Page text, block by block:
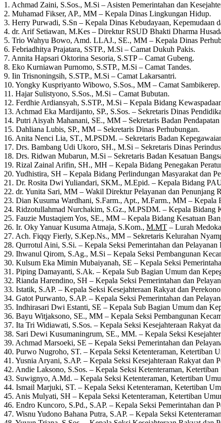
1. Achmad Zaini, S.Sos., M.Si – Asisten Pemerintahan dan
2. Muhamad Fikser, AP., MM – Kepala Dinas Lingkungan Hidup.
3. Herry Purwadi, S.Sn – Kepala Dinas Kebudayaan, Kepemudaan
4. dr. Arif Setiawan, M.Kes – Direktur RSUD Bhakti Dharma
5. Trio Wahyu Bowo, Amd. LLAJ., SE., MM – Kepala Dinas
6. Febriadhitya Prajatara, SSTP., M.Si – Camat Dukuh Pakis.
7. Annita Hapsari Oktorina Sesoria, S.STP – Camat Gubeng.
8. Eko Kurniawan Purnomo, S.STP., M.Si – Camat Tandes.
9. Iin Trisnoningsih, S.STP., M.Si – Camat Lakarsantri.
10. Yongky Kuspriyanto Wibowo, S.Sos., MM – Camat Sambikerep.
11. Hajar Sulistyono, S.Sos., M.Si – Camat Bubutan.
12. Ferdhie Ardiansyah, S.STP., M.Si – Kepala Bidang
13. Achmad Eka Mardijanto, SP., S.Sos. – Sekretaris Dinas
14. Putri Aisyah Mahanani, SE., MM – Sekretaris Badan Pendapatan
15. Dahliana Lubis, SP., MM – Sekretaris Dinas Perhubungan.
16. Anita Nenci Lia, ST., M.PSDM. – Sekretaris Badan
17. Drs. Bambang Udi Ukoro, SH., M.Si – Sekretaris Dinas
18. Drs. Ridwan Mubarun, M.Si – Sekretaris Badan Kesatuan
19. Rizal Zainal Arifin, SH., MH – Kepala Bidang Penegakan
20. Yudhistira, SH – Kepala Bidang Perlindungan Masyarakat dan
21. Dr. Rosita Dwi Yuliandari, SKM., M.Epid. – Kepala Bidang
22. dr. Yunita Sari, MM – Wakil Direktur Pelayanan dan Penunjang
23. Dian Kusuma Wardhani, S.Farm., Apt., M.Farm., MM – Kepala
24. Ridzotullahmad Nurchakim, S.Gz., M.PSDM. – Kepala Bidang
25. Fauzie Mustaqiem Yos, SE., MM – Kepala Bidang Kesatuan
26. Ir. Oky Yanuar Kusuma Atmaja, S.Kom., M.MT – Lurah
27. Ach. Fiqqy Fierly, S.Kep.Ns., MM – Sekretaris Kelurahan
28. Qurrotul Aini, S.Si. – Kepala Seksi Pemerintahan dan
29. Ihwanul Qirom, S.Ag., M.Si – Kepala Seksi Pembangunan
30. Kulsum Eka Mimin Mubaiyanah, SE – Kepala Seksi
31. Piping Damayanti, S.Ak. – Kepala Sub Bagian Umum dan
32. Rianda Harendino, SH – Kepala Seksi Pemerintahan dan
33. Istatik, S.AP. – Kepala Seksi Kesejahteraan Rakyat dan
34. Gatot Purwanto, S.AP. – Kepala Seksi Pemerintahan dan
35. Indhirasari Dwi Estanti, SE – Kepala Sub Bagian Umum dan
36. Bayu Witjaksono, SE., MM – Kepala Seksi Pembangunan
37. Ita Tri Widiawati, S.Sos. – Kepala Seksi Kesejahteraan Rakyat
38. Sari Dewi Kusumaningrum, SE., MM. – Kepala Seksi
39. Achmad Marsoeki, SE – Kepala Seksi Pemerintahan dan
40. Purwo Nugroho, ST. – Kepala Seksi Ketenteraman, Ketertiban
41. Yusnia Aryani, S.AP. – Kepala Seksi Kesejahteraan Rakyat dan
42. Andie Laksono, S.Sos. – Kepala Seksi Ketenteraman,
43. Suwignyo, A.Md. – Kepala Seksi Ketenteraman, Ketertiban
44. Ismail Marjuki, ST. – Kepala Seksi Ketenteraman, Ketertiban
45. Anis Mulyati, SH – Kepala Seksi Ketenteraman, Ketertiban
46. Endro Kuncoro, S.Pd., S.AP. – Kepala Seksi Pemerintahan dan
47. Wisnu Yudono Bahana Putra, S.AP. – Kepala Seksi